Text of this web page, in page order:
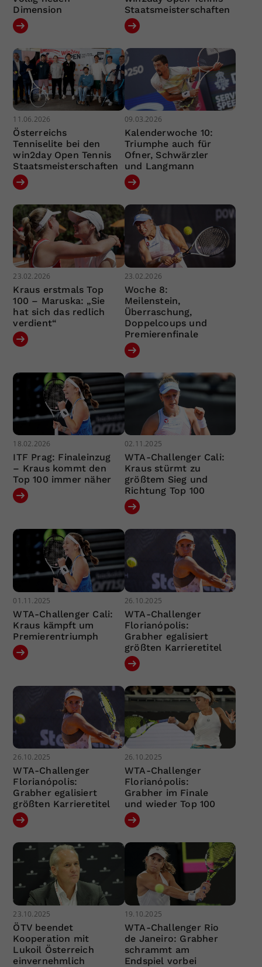
Dimension
Staatsmeisterschaften
11.06.2026
Österreichs
Tenniselite bei den
win2day Open Tennis
Staatsmeisterschaften
09.03.2026
Kalenderwoche 10:
Triumphe auch für
Ofner, Schwärzler
und Langmann
23.02.2026
Kraus erstmals Top
100 – Maruska: „Sie
hat sich das redlich
verdient“
23.02.2026
Woche 8:
Meilenstein,
Überraschung,
Doppelcoups und
Premierenfinale
18.02.2026
ITF Prag: Finaleinzug
– Kraus kommt den
Top 100 immer näher
02.11.2025
WTA-Challenger Cali:
Kraus stürmt zu
größtem Sieg und
Richtung Top 100
01.11.2025
WTA-Challenger Cali:
Kraus kämpft um
Premierentriumph
26.10.2025
WTA-Challenger
Florianópolis:
Grabher egalisiert
größten Karrieretitel
26.10.2025
WTA-Challenger
Florianópolis:
Grabher egalisiert
größten Karrieretitel
26.10.2025
WTA-Challenger
Florianópolis:
Grabher im Finale
und wieder Top 100
23.10.2025
ÖTV beendet
Kooperation mit
Lukoil Österreich
einvernehmlich
19.10.2025
WTA-Challenger Rio
de Janeiro: Grabher
schrammt am
Endspiel vorbei